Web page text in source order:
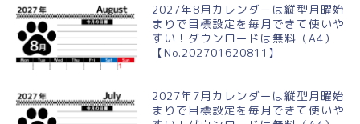
2027年8月カレンダーは縦型月曜始
まりで目標設定を毎月できて使いや
すい！ダウンロードは無料（A4）
【No.202701620811】
2027年7月カレンダーは縦型月曜始
まりで目標設定を毎月できて使いや